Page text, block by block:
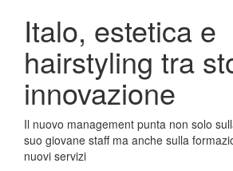
Italo, estetica e
hairstyling tra
innovazione
Il nuovo management punta non solo
suo giovane staff ma anche sulla
nuovi servizi